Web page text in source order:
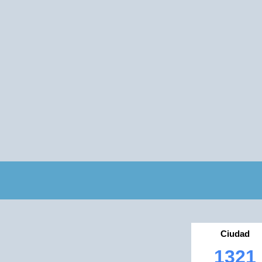
Ciudad
1321